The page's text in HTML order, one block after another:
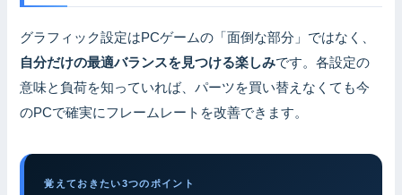
グラフィック設定はPCゲームの「面倒な部分」ではなく、
自分だけの最適バランスを見つける楽しみです。各設定の
意味と負荷を知っていれば、パーツを買い替えなくても今
のPCで確実にフレームレートを改善できます。
覚えておきたい3つのポイント